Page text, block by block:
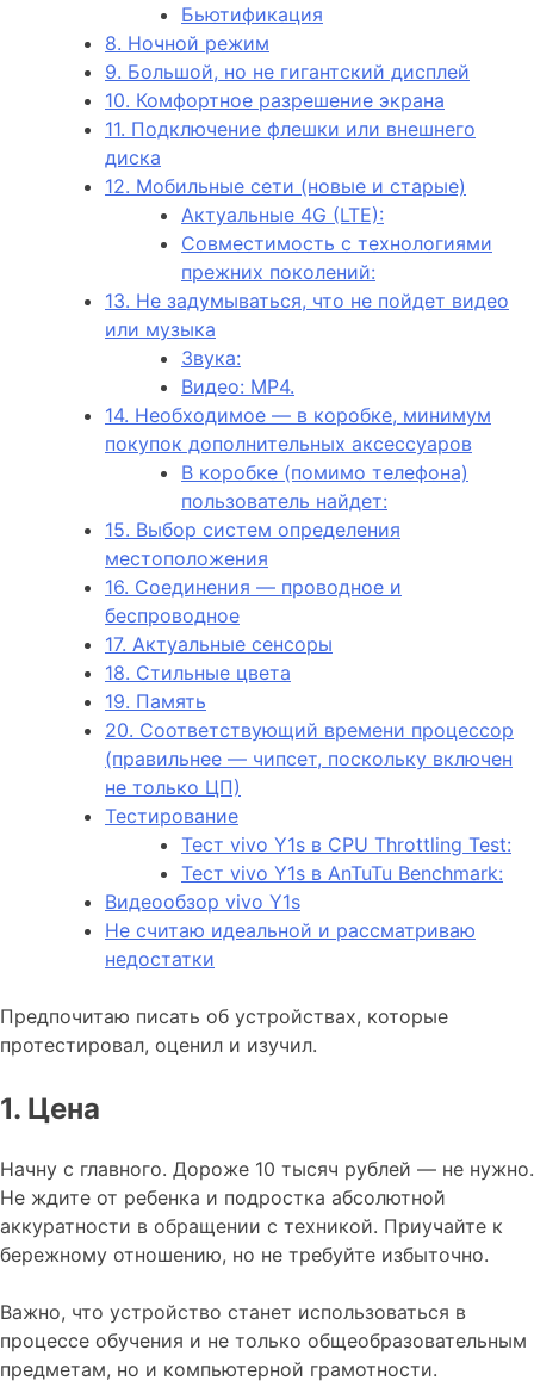
Бьютификация
8. Ночной режим
9. Большой, но не гигантский дисплей
10. Комфортное разрешение экрана
11. Подключение флешки или внешнего
диска
12. Мобильные сети (новые и старые)
Актуальные 4G (LTE):
Совместимость с технологиями
прежних поколений:
13. Не задумываться, что не пойдет видео
или музыка
Звука:
Видео: MP4.
14. Необходимое — в коробке, минимум
покупок дополнительных аксессуаров
В коробке (помимо телефона)
пользователь найдет:
15. Выбор систем определения
местоположения
16. Соединения — проводное и
беспроводное
17. Актуальные сенсоры
18. Стильные цвета
19. Память
20. Соответствующий времени процессор
(правильнее — чипсет, поскольку включен
не только ЦП)
Тестирование
Тест vivo Y1s в CPU Throttling Test:
Тест vivo Y1s в AnTuTu Benchmark:
Видеообзор vivo Y1s
Не считаю идеальной и рассматриваю
недостатки
Предпочитаю писать об устройствах, которые
протестировал, оценил и изучил.
1. Цена
Начну с главного. Дороже 10 тысяч рублей — не нужно.
Не ждите от ребенка и подростка абсолютной
аккуратности в обращении с техникой. Приучайте к
бережному отношению, но не требуйте избыточно.
Важно, что устройство станет использоваться в
процессе обучения и не только общеобразовательным
предметам, но и компьютерной грамотности.